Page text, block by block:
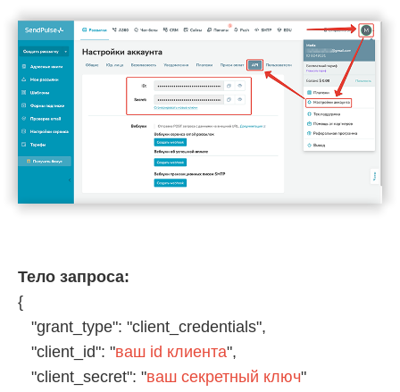
Тело запроса:
{
"grant_type": "client_credentials",
"client_id": "ваш id клиента",
"client_secret": "ваш секретный ключ"